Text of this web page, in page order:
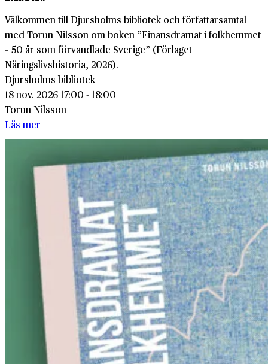
Välkommen till Djursholms bibliotek och författarsamtal
med Torun Nilsson om boken ”Finansdramat i folkhemmet
– 50 år som förvandlade Sverige” (Förlaget
Näringslivshistoria, 2026).
Djursholms bibliotek
18 nov. 2026 17:00 - 18:00
Torun Nilsson
Läs mer